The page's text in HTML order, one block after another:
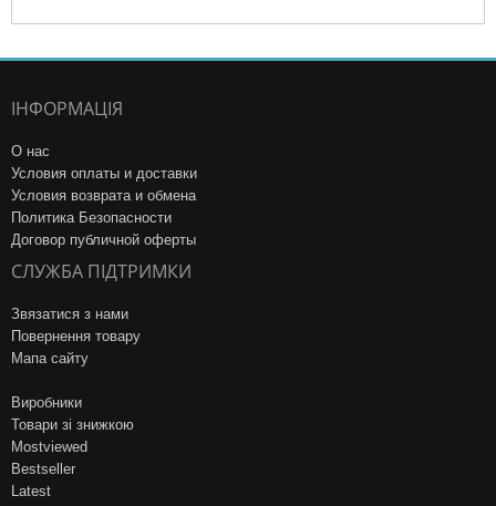
ІНФОРМАЦІЯ
О нас
Условия оплаты и доставки
Условия возврата и обмена
Политика Безопасности
Договор публичной оферты
СЛУЖБА ПІДТРИМКИ
Звязатися з нами
Повернення товару
Мапа сайту
Виробники
Товари зі знижкою
Mostviewed
Bestseller
Latest